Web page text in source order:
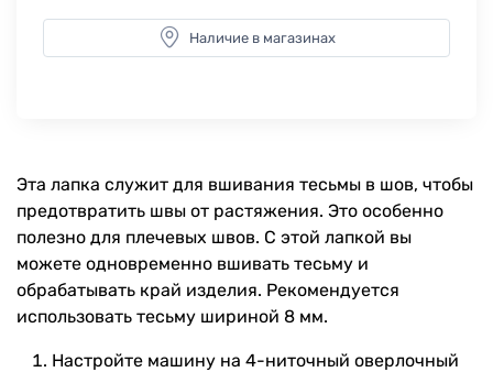
Наличие в магазинах
Эта лапка служит для вшивания тесьмы в шов, чтобы
предотвратить швы от растяжения. Это особенно
полезно для плечевых швов. С этой лапкой вы
можете одновременно вшивать тесьму и
обрабатывать край изделия. Рекомендуется
использовать тесьму шириной 8 мм.
Настройте машину на 4-ниточный оверлочный